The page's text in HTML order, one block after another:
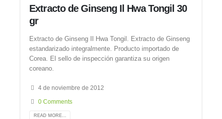
Extracto de Ginseng Il Hwa Tongil 30
gr
Extracto de Ginseng Il Hwa Tongil. Extracto de Ginseng
estandarizado integralmente. Producto importado de
Corea. El sello de inspección garantiza su origen
coreano.
4 de noviembre de 2012
0 Comments
READ MORE...